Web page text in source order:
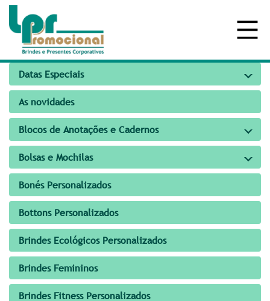
Datas Especiais
As novidades
Blocos de Anotações e Cadernos
Bolsas e Mochilas
Bonés Personalizados
Bottons Personalizados
Brindes Ecológicos Personalizados
Brindes Femininos
Brindes Fitness Personalizados